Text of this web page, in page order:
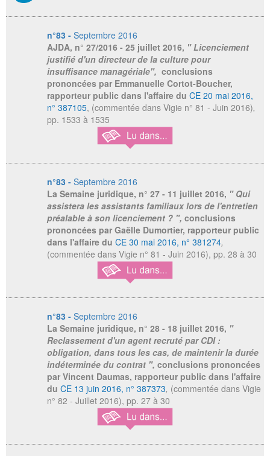
n°83 - Septembre 2016
AJDA, n° 27/2016 - 25 juillet 2016, " Licenciement
justifié d'un directeur de la culture pour
insuffisance managériale", conclusions
prononcées par Emmanuelle Cortot-Boucher,
rapporteur public dans l'affaire du CE 20 mai 2016,
n° 387105, (commentée dans Vigie n° 81 - Juin 2016),
pp. 1533 à 1535
n°83 - Septembre 2016
La Semaine juridique, n° 27 - 11 juillet 2016, " Qui
assistera les assistants familiaux lors de l'entretien
préalable à son licenciement ? ", conclusions
prononcées par Gaëlle Dumortier, rapporteur public
dans l'affaire du CE 30 mai 2016, n° 381274,
(commentée dans Vigie n° 81 - Juin 2016), pp. 28 à 30
n°83 - Septembre 2016
La Semaine juridique, n° 28 - 18 juillet 2016, "
Reclassement d'un agent recruté par CDI :
obligation, dans tous les cas, de maintenir la durée
indéterminée du contrat ", conclusions prononcées
par Vincent Daumas, rapporteur public dans l'affaire
du CE 13 juin 2016, n° 387373, (commentée dans Vigie
n° 82 - Juillet 2016), pp. 27 à 30